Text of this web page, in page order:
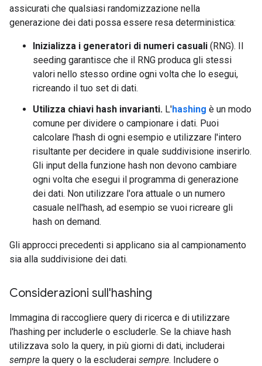
assicurati che qualsiasi randomizzazione nella
generazione dei dati possa essere resa deterministica:
Inizializza i generatori di numeri casuali (RNG). Il
seeding garantisce che il RNG produca gli stessi
valori nello stesso ordine ogni volta che lo esegui,
ricreando il tuo set di dati.
Utilizza chiavi hash invarianti. L'hashing è un modo
comune per dividere o campionare i dati. Puoi
calcolare l'hash di ogni esempio e utilizzare l'intero
risultante per decidere in quale suddivisione inserirlo.
Gli input della funzione hash non devono cambiare
ogni volta che esegui il programma di generazione
dei dati. Non utilizzare l'ora attuale o un numero
casuale nell'hash, ad esempio se vuoi ricreare gli
hash on demand.
Gli approcci precedenti si applicano sia al campionamento
sia alla suddivisione dei dati.
Considerazioni sull'hashing
Immagina di raccogliere query di ricerca e di utilizzare
l'hashing per includerle o escluderle. Se la chiave hash
utilizzava solo la query, in più giorni di dati, includerai
sempre la query o la escluderai sempre. Includere o